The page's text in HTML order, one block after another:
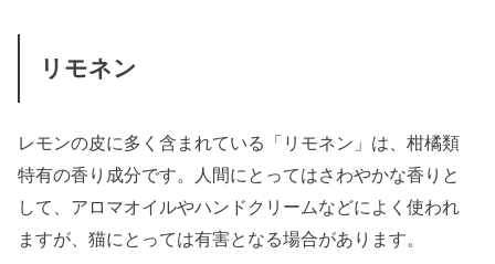
リモネン
レモンの皮に多く含まれている「リモネン」は、柑橘類
特有の香り成分です。人間にとってはさわやかな香りと
して、アロマオイルやハンドクリームなどによく使われ
ますが、猫にとっては有害となる場合があります。